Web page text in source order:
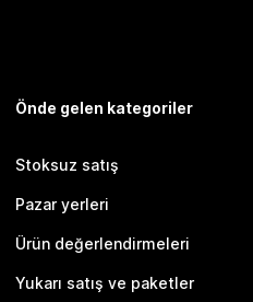
Önde gelen kategoriler
Stoksuz satış
Pazar yerleri
Ürün değerlendirmeleri
Yukarı satış ve paketler